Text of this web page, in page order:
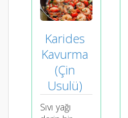
Karides
Kavurma
(Çin
Usulü)
Sıvı yağı